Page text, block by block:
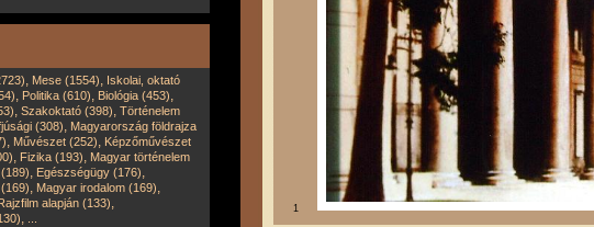
, Mese (1554), Iskolai, oktató
, Politika (610), Biológia (453),
, Szakoktató (398), Történelem
(308), Magyarország földrajza
, Művészet (252), Képzőművészet
, Fizika (193), Magyar történelem
, Egészségügy (176),
, Magyar irodalom (169),
alapján (133),
,
1